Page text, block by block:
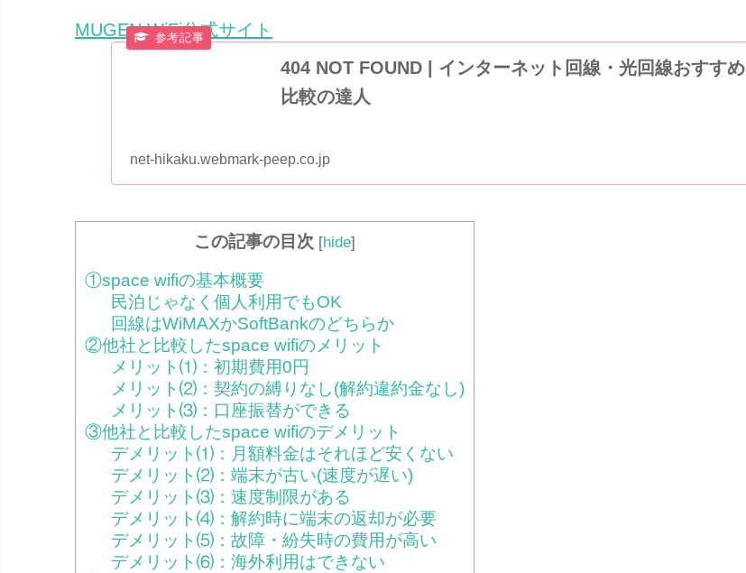
MUGEN WiFi公式サイト
404 NOT FOUND | インターネット回線・光回線おすすめ
比較の達人
net-hikaku.webmark-peep.co.jp
この記事の目次 [hide]
①space wifiの基本概要
民泊じゃなく個人利用でもOK
回線はWiMAXかSoftBankのどちらか
②他社と比較したspace wifiのメリット
メリット⑴：初期費用0円
メリット⑵：契約の縛りなし(解約違約金なし)
メリット⑶：口座振替ができる
③他社と比較したspace wifiのデメリット
デメリット⑴：月額料金はそれほど安くない
デメリット⑵：端末が古い(速度が遅い)
デメリット⑶：速度制限がある
デメリット⑷：解約時に端末の返却が必要
デメリット⑸：故障・紛失時の費用が高い
デメリット⑹：海外利用はできない